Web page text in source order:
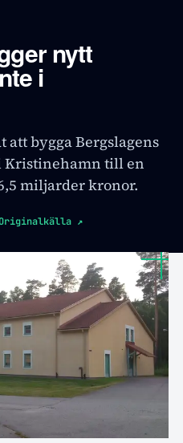
nytt
i
att bygga Bergslagens
Kristinehamn till en
miljarder kronor.
Originalkälla ↗